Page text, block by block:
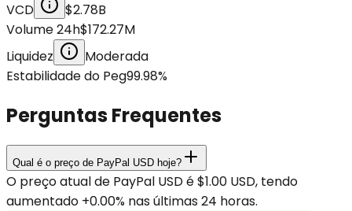
VCD
$2.78B
Volume 24h$172.27M
Liquidez
Moderada
Estabilidade do Peg99.98%
Perguntas Frequentes
Qual é o preço de PayPal USD hoje?
O preço atual de PayPal USD é $1.00 USD, tendo
aumentado +0.00% nas últimas 24 horas.